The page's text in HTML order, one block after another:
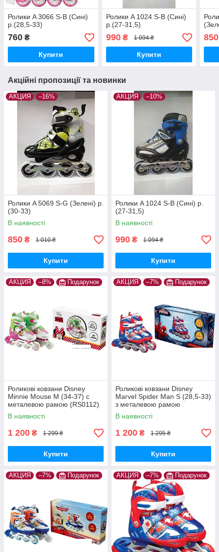
Ролики A 3066 S-B (Сині)
р.(28,5-33)
760 ₴
Купити
Ролики A 1024 S-B (Сині)
р.(27-31,5)
990₴ 1 094 ₴
Купити
850
Акційні пропозиції та новинки
АКЦИЯ –16%
Ролики A 5069 S-G (Зелені) р.
(30-33)
В наявності
850 ₴ 1 010 ₴
Купити
АКЦИЯ –10%
Ролики A 1024 S-B (Сині) р.
(27-31,5)
В наявності
990 ₴ 1 094 ₴
Купити
АКЦИЯ –8% Подарунок
Роликові ковзани Disney
Minnie Mouse M (34-37) c
металевою рамою (RS0112)
В наявності
1 200 ₴ 1 299 ₴
Купити
АКЦИЯ –7% Подарунок
Роликові ковзани Disney
Marvel Spider Man S (28,5-33)
з металевою рамою
(RS0109)
В наявності
1 200 ₴ 1 295 ₴
Купити
АКЦИЯ –7% Подарунок АКЦИЯ –7% Подарунок